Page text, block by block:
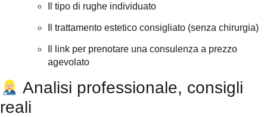
Il tipo di rughe individuato
Il trattamento estetico consigliato (senza chirurgia)
Il link per prenotare una consulenza a prezzo
agevolato
Analisi professionale, consigli
reali